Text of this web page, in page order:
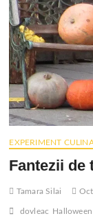
EXPERIMENT
Fantezii de
Tamara Silai
dovleac Halloween